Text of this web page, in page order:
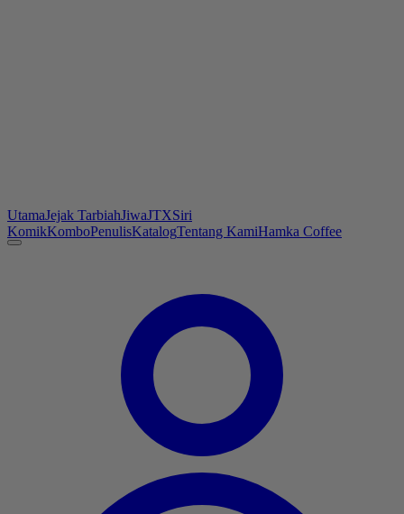
UtamaJejak TarbiahJiwaJTXSiri
KomikKomboPenulisKatalogTentang KamiHamka Coffee